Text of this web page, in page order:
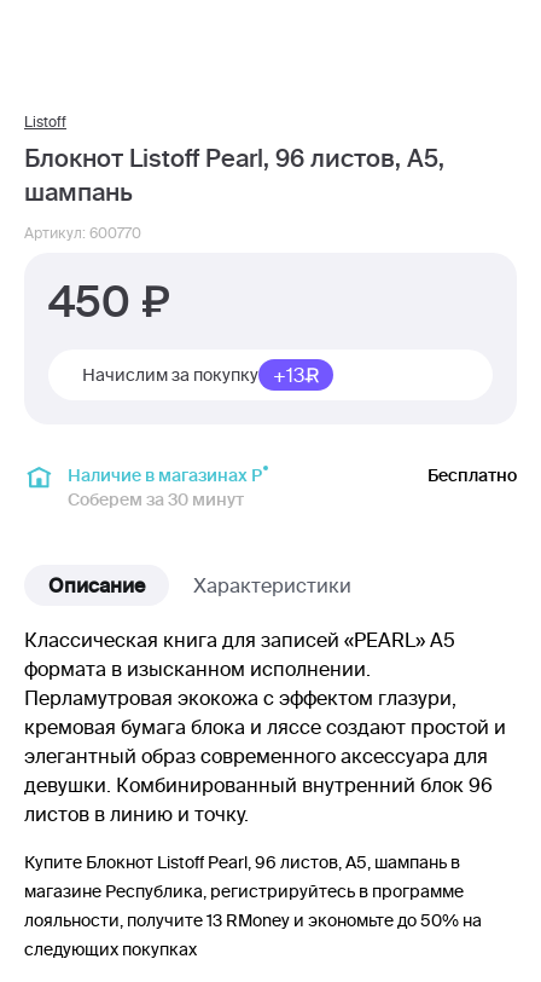
Listoff
Блокнот Listoff Pearl, 96 листов, А5,
шампань
Артикул: 600770
450
Начислим за покупку +13
Наличие в магазинах Р
Соберем за 30 минут
Бесплатно
Описание Характеристики
Классическая книга для записей «PEARL» А5
формата в изысканном исполнении.
Перламутровая экокожа с эффектом глазури,
кремовая бумага блока и ляссе создают простой и
элегантный образ современного аксессуара для
девушки. Комбинированный внутренний блок 96
листов в линию и точку.
Купите Блокнот Listoff Pearl, 96 листов, А5, шампань в
магазине Республика, регистрируйтесь в программе
лояльности, получите 13 RMoney и экономьте до 50% на
следующих покупках